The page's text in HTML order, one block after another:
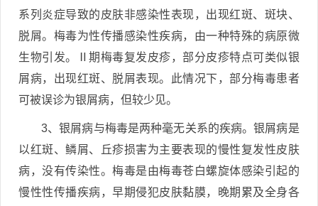
系列炎症导致的皮肤非感染性表现，出现红斑、斑块、
脱屑。梅毒为性传播感染性疾病，由一种特殊的病原微
生物引发。Ⅱ期梅毒复发皮疹，部分皮疹特点可类似银
屑病，出现红斑、脱屑表现。此情况下，部分梅毒患者
可被误诊为银屑病，但较少见。
3、银屑病与梅毒是两种毫无关系的疾病。银屑病是
以红斑、鳞屑、丘疹损害为主要表现的慢性复发性皮肤
病，没有传染性。梅毒是由梅毒苍白螺旋体感染引起的
慢性性传播疾病，早期侵犯皮肤黏膜，晚期累及全身各